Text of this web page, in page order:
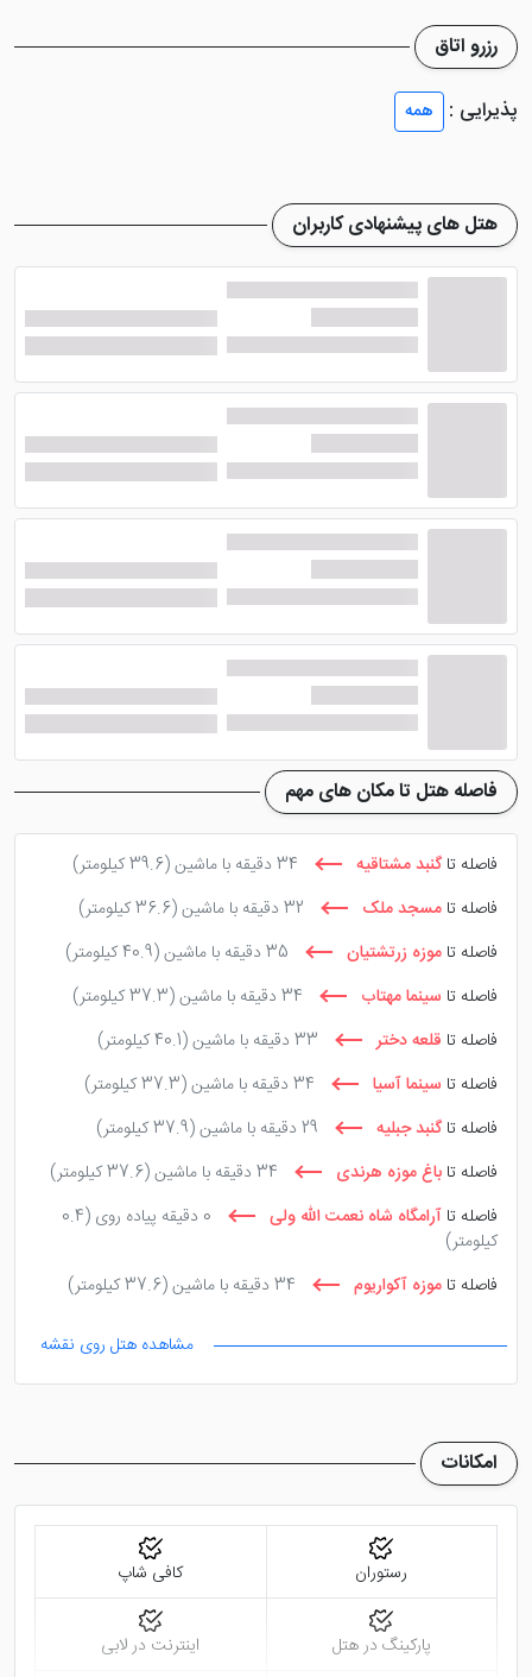
رزرو اتاق
پذیرایی :
همه
هتل های پیشنهادی کاربران
فاصله هتل تا مکان های مهم
فاصله تا گنبد مشتاقیه 34 دقیقه با ماشین
(39.6 کیلومتر)
فاصله تا مسجد ملک 32 دقیقه با ماشین
(36.6 کیلومتر)
فاصله تا موزه زرتشتیان 35 دقیقه با ماشین
(40.9 کیلومتر)
فاصله تا سینما مهتاب 34 دقیقه با ماشین
(37.3 کیلومتر)
فاصله تا قلعه دختر 33 دقیقه با ماشین
(40.1 کیلومتر)
فاصله تا سینما آسیا 34 دقیقه با ماشین
(37.3 کیلومتر)
فاصله تا گنبد جبلیه 29 دقیقه با ماشین
(37.9 کیلومتر)
فاصله تا باغ موزه هرندی 34 دقیقه با ماشین
(37.6 کیلومتر)
فاصله تا آرامگاه شاه نعمت الله ولی 0 دقیقه پیاده روی
(0.4
کیلومتر)
فاصله تا موزه آکواریوم 34 دقیقه با ماشین (37.6 کیلومتر)
مشاهده هتل روی نقشه
امکانات
رستوران کافی شاپ
پارکینگ در هتل اینترنت در لابی